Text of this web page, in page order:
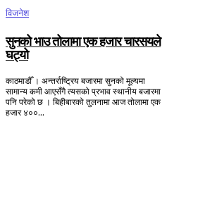
विजनेश
​सुनको भाउ तोलामा एक हजार चारसयले
घट्यो
काठमाडौँ । अन्तर्राष्ट्रिय बजारमा सुनको मूल्यमा
सामान्य कमी आएसँगै त्यसको प्रभाव स्थानीय बजारमा
पनि परेको छ । बिहीबारको तुलनामा आज तोलामा एक
हजार ४००...